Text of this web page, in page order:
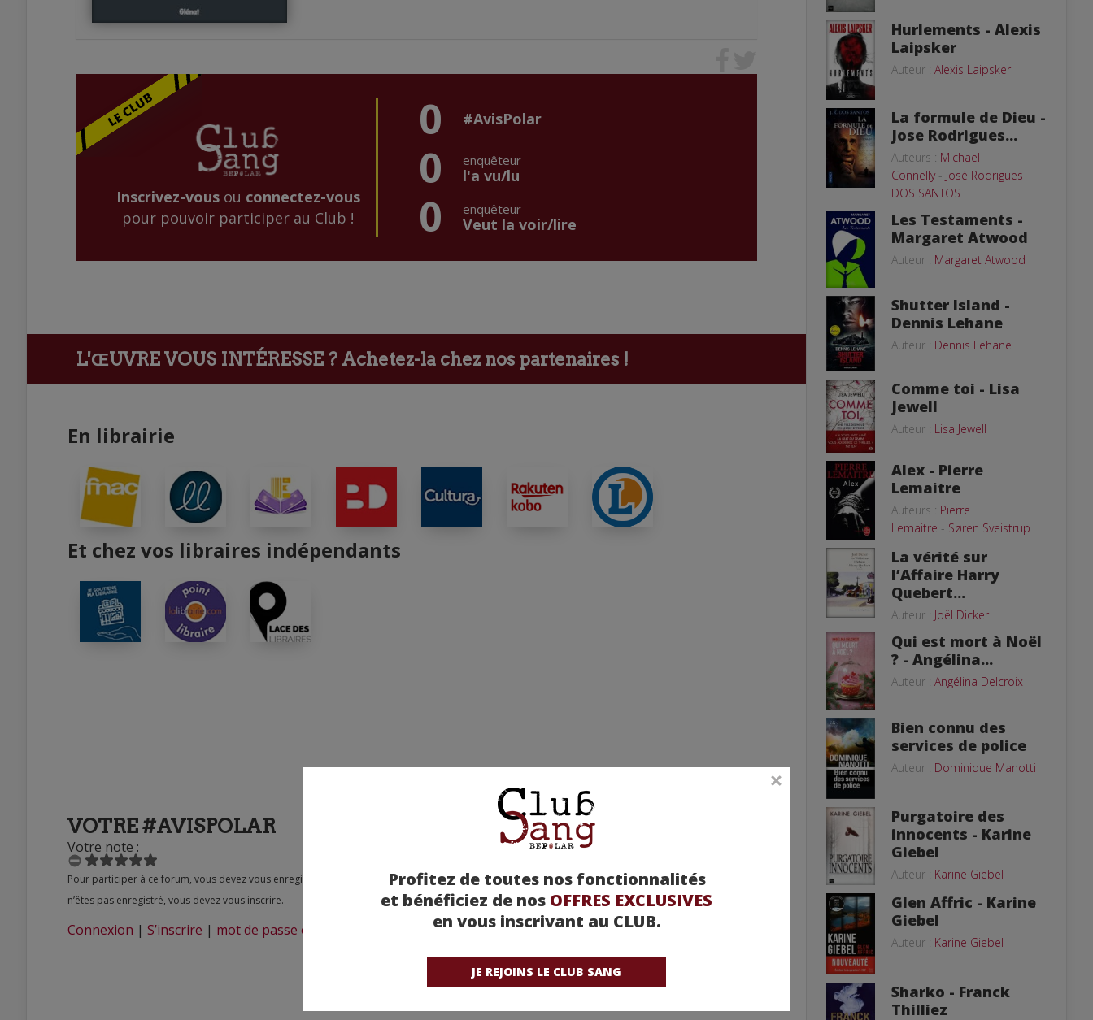
Profitez de toutes nos fonctionnalités
et bénéficiez de nos OFFRES EXCLUSIVES
en vous inscrivant au CLUB.
JE REJOINS LE CLUB SANG
Inscrivez-vousou connectez-vous
pour pouvoir participer au Club !
0 #AvisPolar
0 enquêteur
l'a vu/lu
0 enquêteur
Veut la voir/lire
L'ŒUVRE VOUS INTÉRESSE ? Achetez-la chez nos partenaires !
En librairie
Et chez vos libraires indépendants
VOTRE #AVISPOLAR
Votre note :
Pour participer à ce forum, vous devez vous enregistrer au préalable. Merci d’indiquer ci-dessous l’identifiant personnel qui vous a été fourni. Si vous
n’êtes pas enregistré, vous devez vous inscrire.
Connexion | S’inscrire | mot de passe oublié ?
Hurlements - Alexis
Laipsker
Auteur : Alexis Laipsker
La formule de Dieu -
Jose Rodrigues...
Auteurs : Michael
Connelly- José Rodrigues
DOS SANTOS
Les Testaments -
Margaret Atwood
Auteur : Margaret Atwood
Shutter Island -
Dennis Lehane
Auteur : Dennis Lehane
Comme toi - Lisa
Jewell
Auteur : Lisa Jewell
Alex - Pierre
Lemaitre
Auteurs : Pierre
Lemaitre - Søren Sveistrup
La vérité sur
l’Affaire Harry
Quebert...
Auteur : Joël Dicker
Qui est mort à Noël
? - Angélina...
Auteur : Angélina Delcroix
Bien connu des
services de police
Auteur : Dominique Manotti
Purgatoire des
innocents - Karine
Giebel
Auteur : Karine Giebel
Glen Affric - Karine
Giebel
Auteur : Karine Giebel
Sharko - Franck
Thilliez